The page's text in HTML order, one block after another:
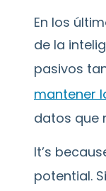
En los
de la
pasivos
mantener
datos que
It’s
potential.